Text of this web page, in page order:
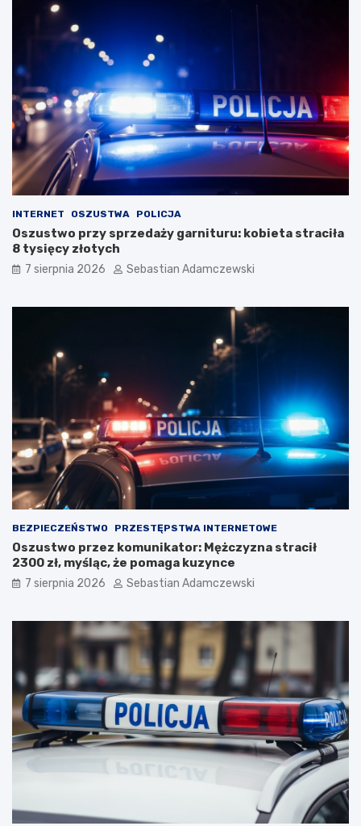
INTERNET OSZUSTWA POLICJA
Oszustwo przy sprzedaży garnituru: kobieta straciła
8 tysięcy złotych
7 sierpnia 2026 Sebastian Adamczewski
BEZPIECZEŃSTWO PRZESTĘPSTWA INTERNETOWE
Oszustwo przez komunikator: Mężczyzna stracił
2300 zł, myśląc, że pomaga kuzynce
7 sierpnia 2026 Sebastian Adamczewski